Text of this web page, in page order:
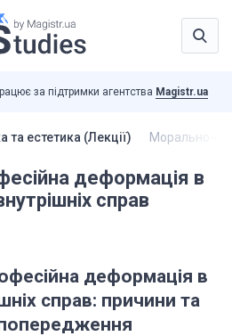
за підтримки агентства Magistr.ua
та естетика (Лекції) Морально-
деформація в
справ
деформація в
справ: причини та